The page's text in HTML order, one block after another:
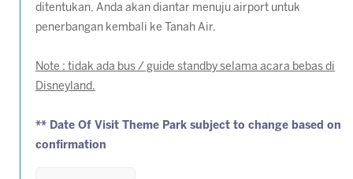
ditentukan, Anda akan diantar menuju airport untuk
penerbangan kembali ke Tanah Air.
Note : tidak ada bus / guide standby selama acara bebas di
Disneyland.
** Date Of Visit Theme Park subject to change based on
confirmation